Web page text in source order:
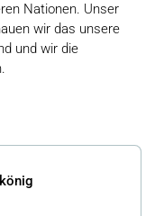
Nationen. Unser
wir das unsere
und wir die